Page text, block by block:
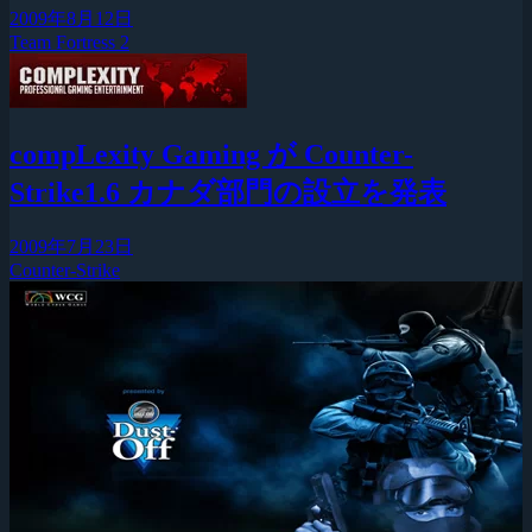
2009年8月12日
Team Fortress 2
compLexity Gaming が Counter-
Strike1.6 カナダ部門の設立を発表
2009年7月23日
Counter-Strike